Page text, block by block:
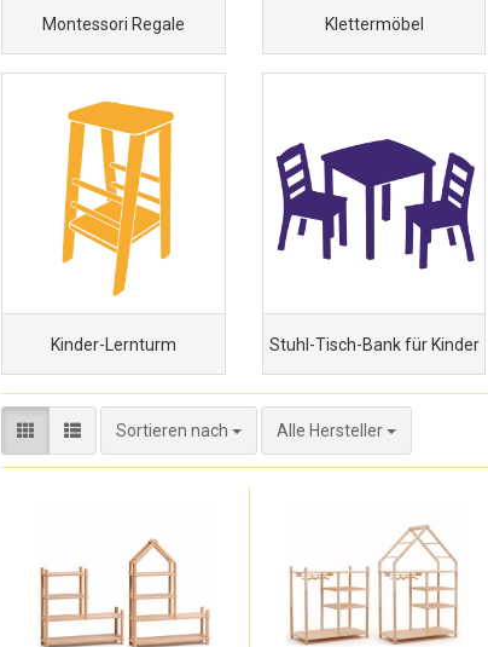
Montessori Regale Klettermöbel
Kinder-Lernturm Stuhl-Tisch-Bank für Kinder
Sortieren nach
Sortieren nach Alle Hersteller